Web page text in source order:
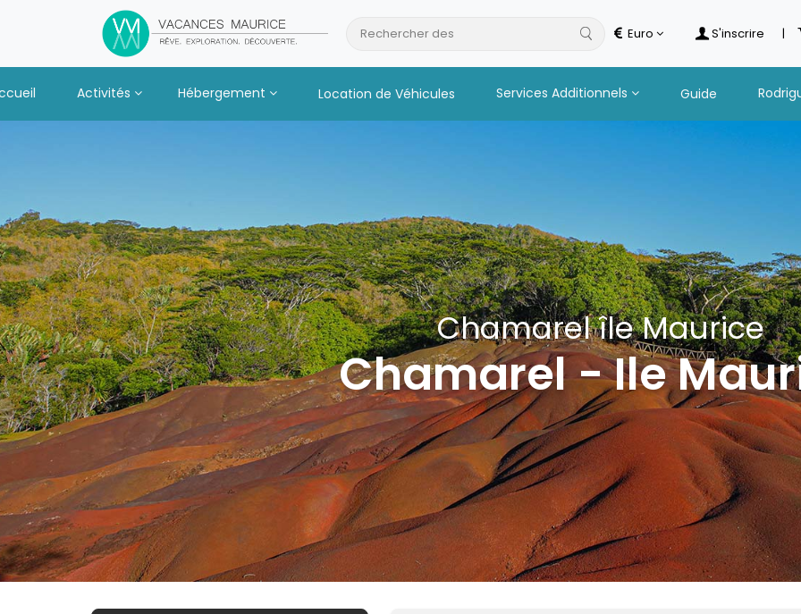
Rechercher des Euro S'inscrire |
Activités Hébergement Location de Véhicules Services Additionnels Guide
Chamarel île Maurice
Chamarel - Ile